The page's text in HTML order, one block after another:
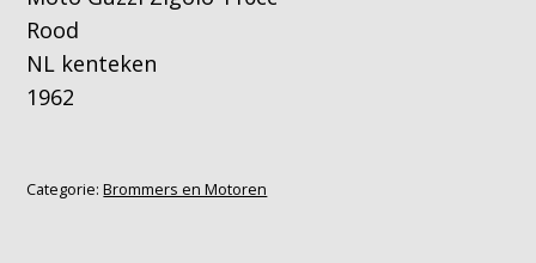
Rood
NL kenteken
1962
Categorie:Brommers en Motoren